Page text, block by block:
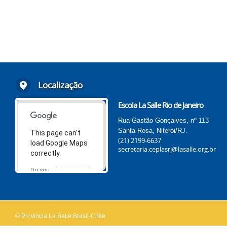
Localização
This page can't
load Google Maps
correctly.
Do you
OK
Escola La Salle Rio de Janeiro
Rua Gastão Gonçalves, nº 113
Santa Rosa, Niterói/RJ.
(21) 2199-6637
secretaria.ceplasrj@lasalle.org.br
© Província La Salle Brasil-Chile